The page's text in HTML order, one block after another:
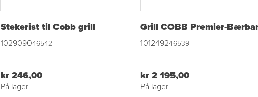
Stekerist til Cobb grill
102909046542
kr 246,00
På lager
Grill COBB Premier-
101249246539
kr 2 195,00
På lager